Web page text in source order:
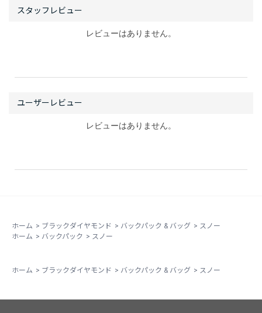
レビューはありません。
レビューはありません。
ホーム > ブラックダイヤモンド > バックパック & バッグ > スノー
ホーム > バックパック > スノー
ホーム > ブラックダイヤモンド > バックパック & バッグ > スノー